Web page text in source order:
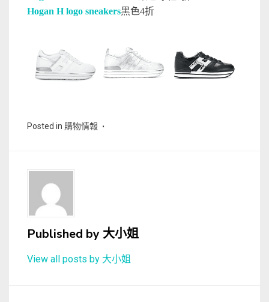
Hogan H logo sneakers黑色4折
Posted in 購物情報
Published by大小姐
View all posts by 大小姐